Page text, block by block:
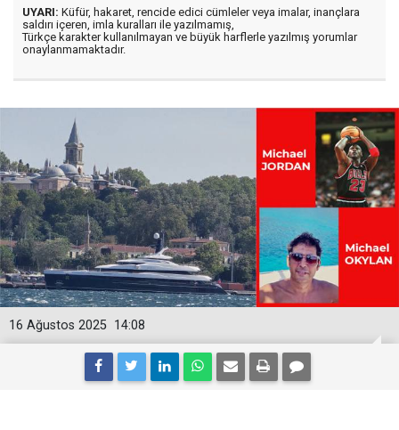
UYARI: Küfür, hakaret, rencide edici cümleler veya imalar, inançlara
saldırı içeren, imla kuralları ile yazılmamış,
Türkçe karakter kullanılmayan ve büyük harflerle yazılmış yorumlar
onaylanmamaktadır.
14:08
16 Ağustos 2025